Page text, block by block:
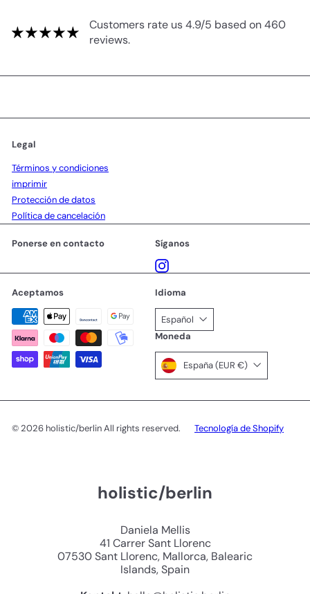
Customers rate us 4.9/5 based on 460
reviews.
Legal
Términos y condiciones
imprimir
Protección de datos
Política de cancelación
Ponerse en contacto
Síganos
Instagram
Aceptamos Idioma
Español
Moneda
España (EUR €)
© 2026 holistic/berlin All rights reserved. Tecnología de Shopify
holistic/berlin
Daniela Mellis
41 Carrer Sant Llorenc
07530 Sant Llorenc, Mallorca, Balearic
Islands, Spain